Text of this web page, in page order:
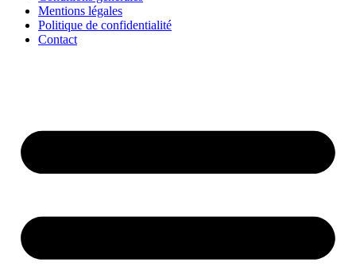
Mentions légales
Politique de confidentialité
Contact